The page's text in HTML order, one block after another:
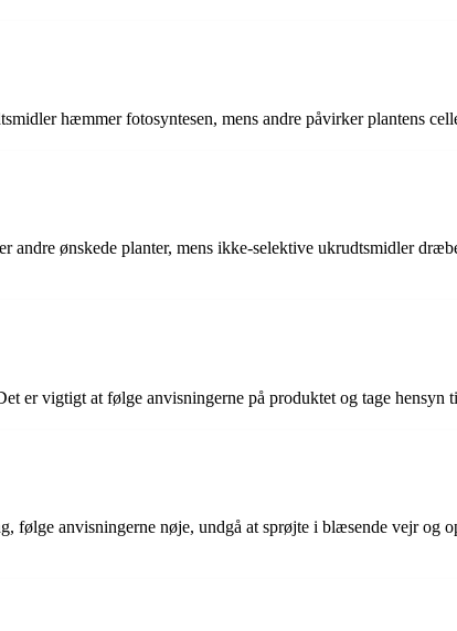
hæmmer fotosyntesen, mens andre påvirker plantens
ønskede planter, mens ikke-selektive ukrudtsmidler
vigtigt at følge anvisningerne på produktet og tage hensyn
anvisningerne nøje, undgå at sprøjte i blæsende vejr og